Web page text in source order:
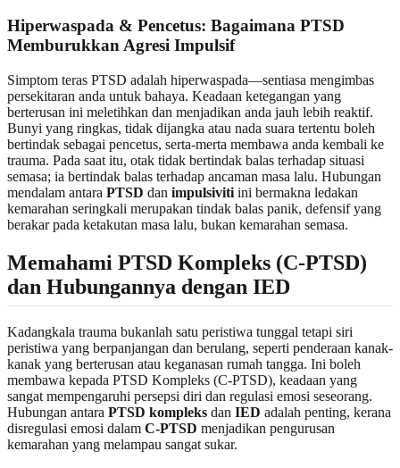
Hiperwaspada & Pencetus: Bagaimana PTSD
Memburukkan Agresi Impulsif
Simptom teras PTSD adalah hiperwaspada—sentiasa mengimbas
persekitaran anda untuk bahaya. Keadaan ketegangan yang
berterusan ini meletihkan dan menjadikan anda jauh lebih reaktif.
Bunyi yang ringkas, tidak dijangka atau nada suara tertentu boleh
bertindak sebagai pencetus, serta-merta membawa anda kembali ke
trauma. Pada saat itu, otak tidak bertindak balas terhadap situasi
semasa; ia bertindak balas terhadap ancaman masa lalu. Hubungan
mendalam antara PTSD dan impulsiviti ini bermakna ledakan
kemarahan seringkali merupakan tindak balas panik, defensif yang
berakar pada ketakutan masa lalu, bukan kemarahan semasa.
Memahami PTSD Kompleks (C-PTSD)
dan Hubungannya dengan IED
Kadangkala trauma bukanlah satu peristiwa tunggal tetapi siri
peristiwa yang berpanjangan dan berulang, seperti penderaan kanak-
kanak yang berterusan atau keganasan rumah tangga. Ini boleh
membawa kepada PTSD Kompleks (C-PTSD), keadaan yang
sangat mempengaruhi persepsi diri dan regulasi emosi seseorang.
Hubungan antara PTSD kompleks dan IED adalah penting, kerana
disregulasi emosi dalam C-PTSD menjadikan pengurusan
kemarahan yang melampau sangat sukar.